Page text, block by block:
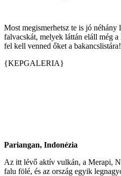
Most megismerhetsz te is jó néhány
falvacskát, melyek láttán eláll még
fel kell venned őket a bakancslistára!
{KEPGALERIA}
Pariangan, Indonézia
Az itt lévő aktív vulkán, a Merapi,
falu fölé, és az ország egyik